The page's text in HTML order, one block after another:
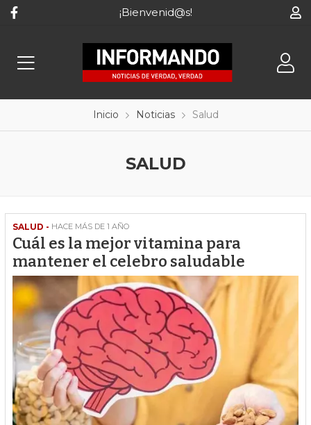
¡Bienvenid@s!
Inicio Noticias Salud
SALUD
SALUD - HACE MÁS DE 1 AÑO
Cuál es la mejor vitamina para
mantener el celebro saludable